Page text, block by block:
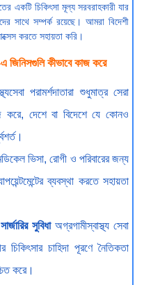
একটি চিকিৎসা মূল্য সরবরাহকারী যার
সাথে সম্পর্ক রয়েছে। আমরা বিদেশী
করতে সহায়তা করি।
এ জিনিসগুলি কীভাবে কাজ করে
পরামর্শদাতারা শুধুমাত্র সেরা
করে, দেশে বা বিদেশে যে কোনও
ভিসা, রোগী ও পরিবারের জন্য
ব্যবস্থা করতে সহায়তা
সুবিধাঅগ্রগামীস্বাস্থ্য সেবা
চিকিৎসার চাহিদা পূরণে নৈতিকতা
করে।